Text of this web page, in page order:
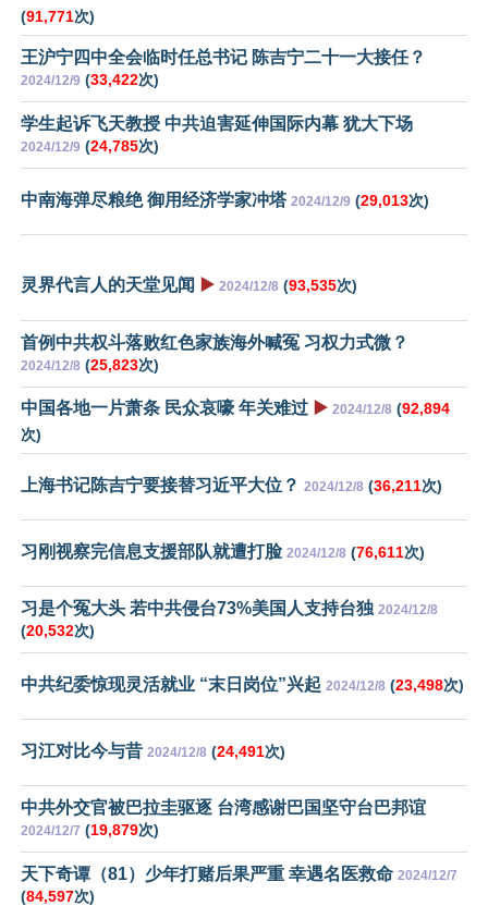
(91,771次)
王沪宁四中全会临时任总书记 陈吉宁二十一大接任？
2024/12/9 (33,422次)
学生起诉飞天教授 中共迫害延伸国际内幕 犹大下场
2024/12/9 (24,785次)
中南海弹尽粮绝 御用经济学家冲塔 2024/12/9 (29,013次)
灵界代言人的天堂见闻 ▶️ 2024/12/8 (93,535次)
首例中共权斗落败红色家族海外喊冤 习权力式微？
2024/12/8 (25,823次)
中国各地一片萧条 民众哀嚎 年关难过 ▶️ 2024/12/8 (92,894
次)
上海书记陈吉宁要接替习近平大位？ 2024/12/8 (36,211次)
习刚视察完信息支援部队就遭打脸 2024/12/8 (76,611次)
习是个冤大头 若中共侵台73%美国人支持台独 2024/12/8
(20,532次)
中共纪委惊现灵活就业 “末日岗位”兴起 2024/12/8 (23,498次)
习江对比今与昔 2024/12/8 (24,491次)
中共外交官被巴拉圭驱逐 台湾感谢巴国坚守台巴邦谊
2024/12/7 (19,879次)
天下奇谭（81）少年打赌后果严重 幸遇名医救命 2024/12/7
(84,597次)